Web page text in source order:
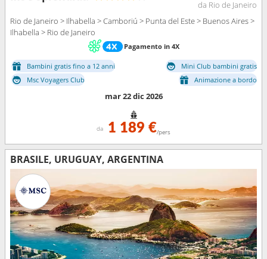
da Rio de Janeiro
Rio de Janeiro > Ilhabella > Camboriú > Punta del Este > Buenos Aires >
Ilhabella > Rio de Janeiro
Pagamento in 4X
Bambini gratis fino a 12 anni
Mini Club bambini gratis
Msc Voyagers Club
Animazione a bordo
mar 22 dic 2026
da 1 189 €/pers
BRASILE, URUGUAY, ARGENTINA